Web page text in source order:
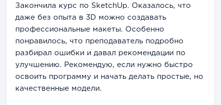
Закончила курс по SketchUp. Оказалось, что
даже без опыта в 3D можно создавать
профессиональные макеты. Особенно
понравилось, что преподаватель подробно
разбирал ошибки и давал рекомендации по
улучшению. Рекомендую, если нужно быстро
освоить программу и начать делать простые, но
качественные модели.